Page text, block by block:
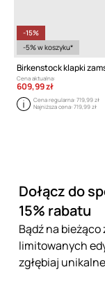
-15%
-5% w koszyku*
Birkenstock klapki
Cena aktualna:
609,99 zł
Cena regularna:719,99 zł
Najniższa cena:719,99 zł
Dołącz do
15% rabatu
Bądź na
limitowanych
zgłębiaj